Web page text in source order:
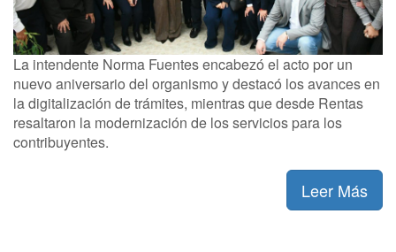
La intendente Norma Fuentes encabezó el acto por un
nuevo aniversario del organismo y destacó los avances en
la digitalización de trámites, mientras que desde Rentas
resaltaron la modernización de los servicios para los
contribuyentes.
Leer Más